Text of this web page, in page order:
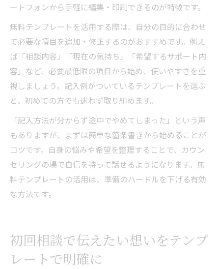
ートフォンから手軽に編集・印刷できるのが特徴です。
無料テンプレートを活用する際は、自分の目的に合わせ
て必要な項目を追加・修正するのがおすすめです。例え
ば「相談内容」「現在の気持ち」「希望するサポート内
容」など、必要最低限の項目から始め、使いやすさを重
視しましょう。記入例がついているテンプレートを選ぶ
と、初めての方でも迷わず取り組めます。
「記入方法が分からず途中でやめてしまった」という声
もありますが、まずは簡単な箇条書きから始めることが
コツです。自身の悩みや希望を整理することで、カウン
セリングの場で自信を持って話せるようになります。無
料テンプレートの活用は、準備のハードルを下げる有効
な方法です。
初回相談で伝えたい想いをテンプ
レートで明確に